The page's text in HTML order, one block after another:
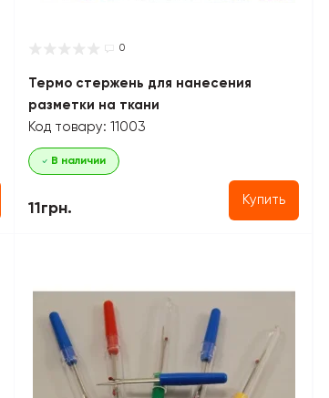
0
Термо стержень для нанесения
разметки на ткани
Код товару: 11003
В наличии
11грн.
Купить